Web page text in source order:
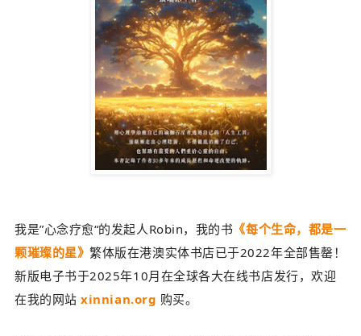
我是”心念疗愈“的发起人Robin，我的书 《每个生命，都是一
颗璀璨的星》繁体版在港澳实体书店已于2022年全部售罄！
新版电子书于2025年10月在全球各大在线书店发行，欢迎
在我的网站xinnian.org 购买。